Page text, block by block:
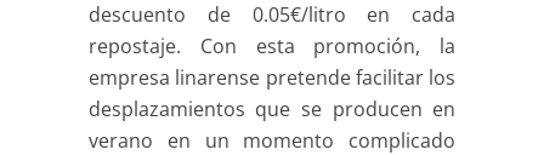
descuento de 0.05€/litro en cada
repostaje. Con esta promoción, la
empresa linarense pretende facilitar los
desplazamientos que se producen en
verano en un momento complicado